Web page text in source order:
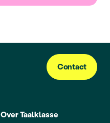
Contact
Over Taalklasse